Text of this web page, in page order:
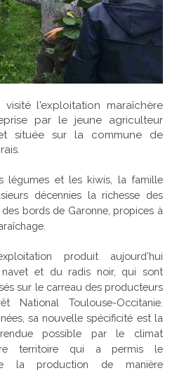
visité l'exploitation maraîchère
par le jeune agriculteur
située sur la commune de
légumes et les kiwis, la famille
décennies la richesse des
bords de Garonne, propices à
produit aujourd’hui
navet et du radis noir, qui sont
sur le carreau des producteurs
National Toulouse-Occitanie.
sa nouvelle spécificité est la
possible par le climat
territoire qui a permis le
la production de manière